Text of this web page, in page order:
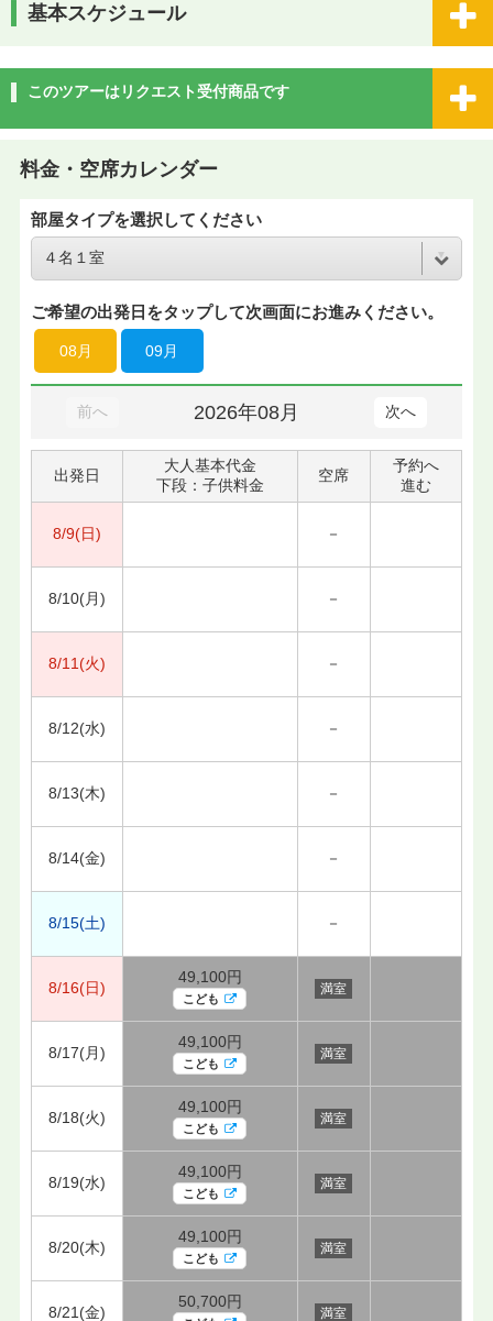
基本スケジュール
このツアーはリクエスト受付商品です
料金・空席カレンダー
部屋タイプを選択してください
ご希望の出発日をタップして次画面にお進みください。
08月 09月
前へ 2026年08月 次へ
出発日
大人基本代金
下段：子供料金
空席
予約へ
進む
8/9(日) －
8/10(月) －
8/11(火) －
8/12(水) －
8/13(木) －
8/14(金) －
8/15(土) －
8/16(日)
49,100円
こども
満室
8/17(月)
49,100円
こども
満室
8/18(火)
49,100円
こども
満室
8/19(水)
49,100円
こども
満室
8/20(木)
49,100円
こども
満室
8/21(金)
50,700円
満室